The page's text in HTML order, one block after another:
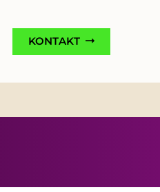
KONTAKT